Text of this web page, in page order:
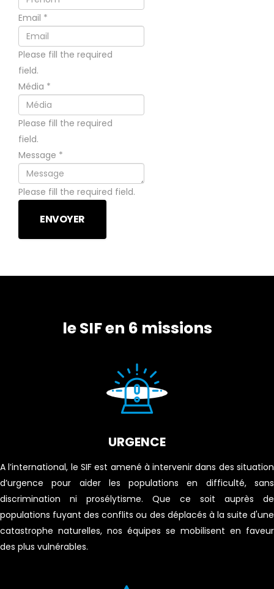
Email *
Please fill the required
field.
Média *
Please fill the required
field.
Message *
Please fill the required field.
ENVOYER
le SIF en 6 missions
URGENCE
A l’international, le SIF est amené à intervenir dans des situation
d’urgence pour aider les populations en difficulté, sans
discrimination ni prosélytisme. Que ce soit auprès de
populations fuyant des conflits ou des déplacés à la suite d'une
catastrophe naturelles, nos équipes se mobilisent en faveur
des plus vulnérables.